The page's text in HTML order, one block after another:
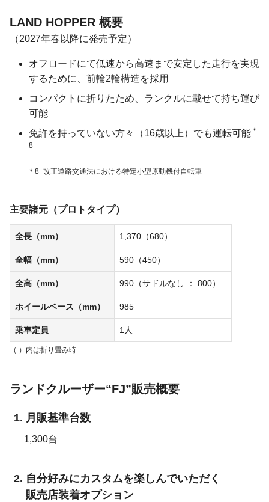
LAND HOPPER 概要
（2027年春以降に発売予定）
オフロードにて低速から高速まで安定した走行を実現
するために、前輪2輪構造を採用
コンパクトに折りたため、ランクルに載せて持ち運び
可能
免許を持っていない方々（16歳以上）でも運転可能 ＊
8
＊8 改正道路交通法における特定小型原動機付自転車
主要諸元（プロトタイプ）
全長（mm） 1,370（680）
全幅（mm） 590（450）
全高（mm） 990（サドルなし ： 800）
ホイールベース（mm） 985
乗車定員 1人
（ ）内は折り畳み時
ランドクルーザー“FJ”販売概要
月販基準台数
1,300台
自分好みにカスタムを楽しんでいただく
販売店装着オプション